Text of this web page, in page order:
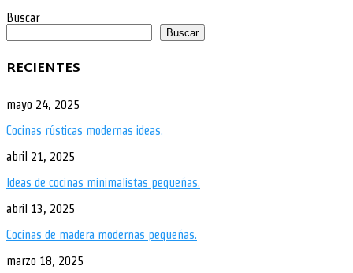
Buscar
Buscar
RECIENTES
mayo 24, 2025
Cocinas rústicas modernas ideas.
abril 21, 2025
Ideas de cocinas minimalistas pequeñas.
abril 13, 2025
Cocinas de madera modernas pequeñas.
marzo 18, 2025